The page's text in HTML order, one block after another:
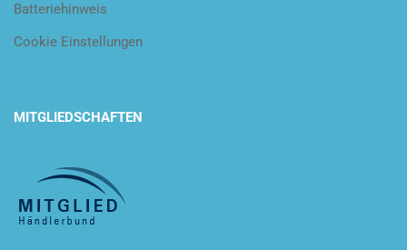
Batteriehinweis
Cookie Einstellungen
MITGLIEDSCHAFTEN